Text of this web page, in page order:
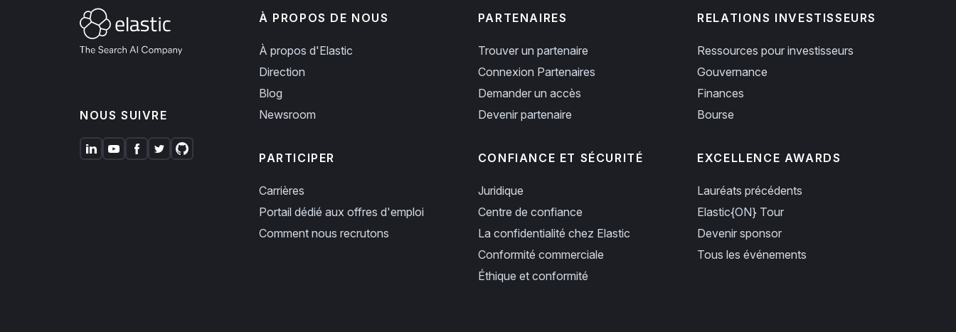
NOUS SUIVRE
À PROPOS DE NOUS
À propos d'Elastic
Direction
Blog
Newsroom
PARTICIPER
Carrières
Portail dédié aux offres d'emploi
Comment nous recrutons
PARTENAIRES
Trouver un partenaire
Connexion Partenaires
Demander un accès
Devenir partenaire
CONFIANCE ET SÉCURITÉ
Juridique
Centre de confiance
La confidentialité chez Elastic
Conformité commerciale
Éthique et conformité
RELATIONS INVESTISSEURS
Ressources pour investisseurs
Gouvernance
Finances
Bourse
EXCELLENCE AWARDS
Lauréats précédents
Elastic{ON} Tour
Devenir sponsor
Tous les événements